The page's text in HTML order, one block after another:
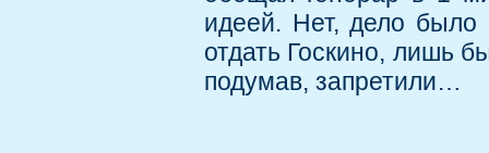
идеей. Нет, дело было
отдать Госкино, лишь
подумав, запретили…